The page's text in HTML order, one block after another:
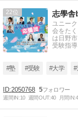
22 志學舎
ユニー
会をた
は日野
受験指
#塾 #受験 #大学
2050768 5
週間IN:10 週間OUT:40 月間IN: